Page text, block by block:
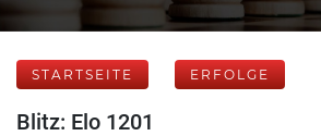
STARTSEITE ERFOLGE
Blitz: Elo 1201